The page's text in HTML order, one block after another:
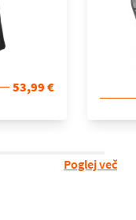
53,99 €
Poglej več